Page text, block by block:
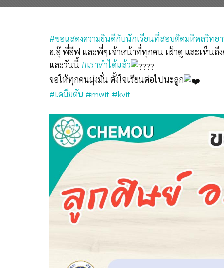
#ขอแสดงความยินดีกับนักเรียนที่สอบติดมหิดลวิท
อ.อุ๊ พี่อีฟ และพี่ๆเจ้าหน้าที่ทุกคน เฝ้าดู และเห็นถึง
และวันนี้ #เราทำได้แล้ว
ขอให้ทุกคนมุ่งมั่น ตั้งใจเรียนต่อไปนะลูก
#เคมีมต้น #mwit #kvit